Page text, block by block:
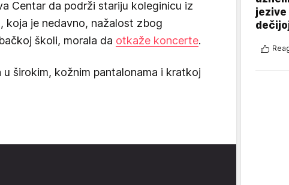
Centar da podrži stariju koleginicu iz
koja je nedavno, nažalost zbog
školi, morala da otkaže koncerte.
širokim, kožnim pantalonama i kratkoj
jezive